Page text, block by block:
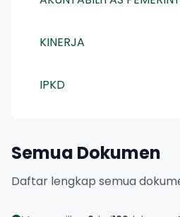
KINERJA
IPKD
Semua Dokumen
Daftar lengkap semua